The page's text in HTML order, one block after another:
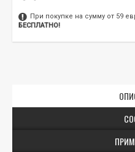
При покупке на сумму от 59
БЕСПЛАТНО!